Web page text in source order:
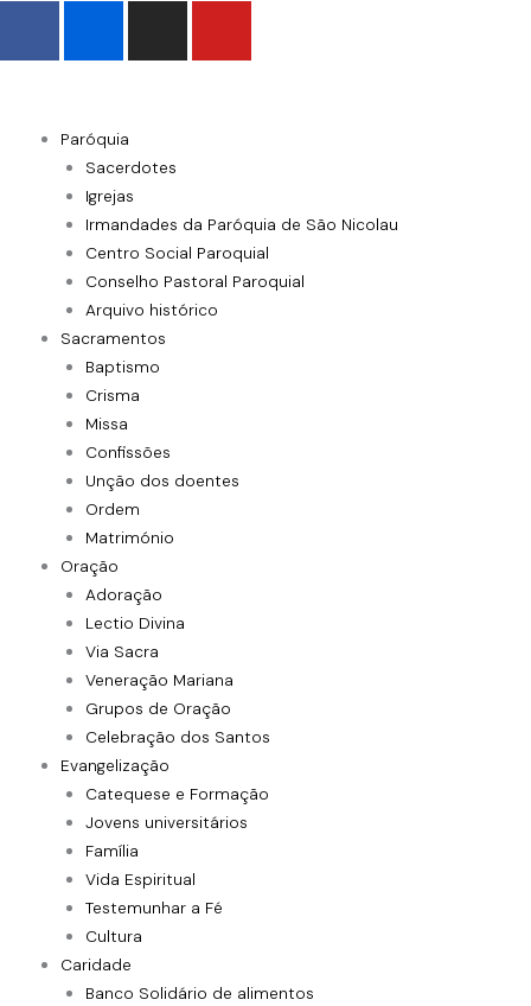
F
c
b
F
i
k
r
I
s
g
a
m
Y
u
Paróquia
Sacerdotes
Igrejas
Irmandades da Paróquia de São Nicolau
Centro Social Paroquial
Conselho Pastoral Paroquial
Arquivo histórico
Sacramentos
Baptismo
Crisma
Missa
Confissões
Unção dos doentes
Ordem
Matrimónio
Oração
Adoração
Lectio Divina
Via Sacra
Veneração Mariana
Grupos de Oração
Celebração dos Santos
Evangelização
Catequese e Formação
Jovens universitários
Família
Vida Espiritual
Testemunhar a Fé
Cultura
Caridade
Banco Solidário de alimentos